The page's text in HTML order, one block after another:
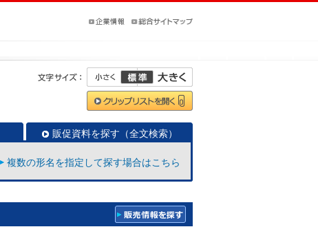
販促資料を探す（全文検索）
複数の形名を指定して探す場合はこちら